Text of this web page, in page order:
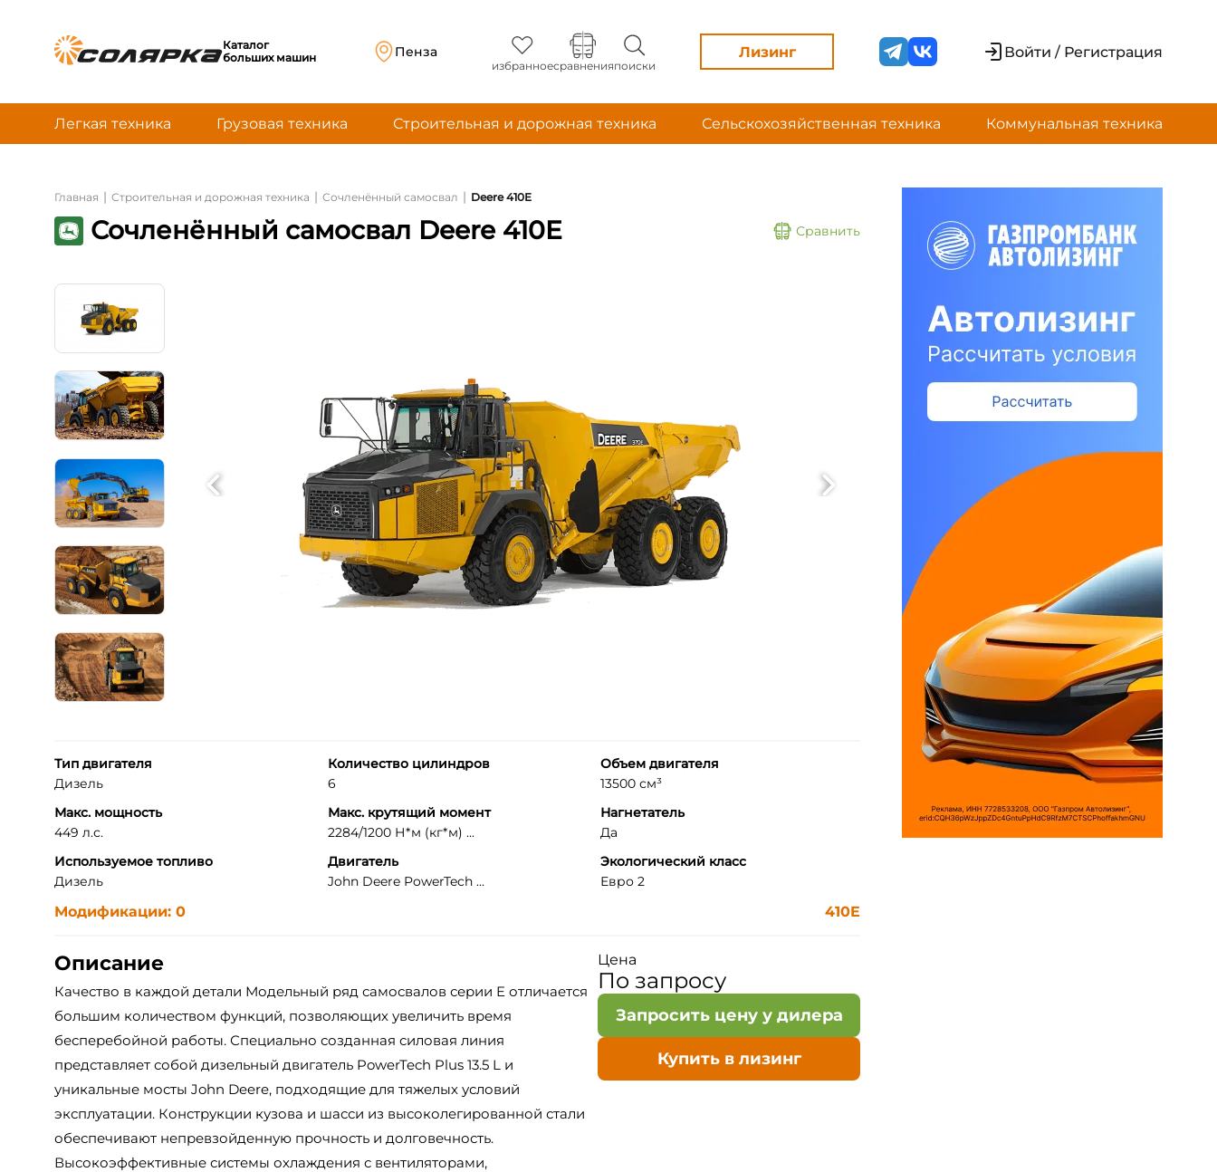
Каталог
больших машин
Пенза
избранноесравненияпоиски
Лизинг Войти / Регистрация
Легкая техника Грузовая техника Строительная и дорожная техника Сельскохозяйственная техника Коммунальная техника
Главная | Строительная и дорожная техника | Сочленённый самосвал | Deere 410E
Сочленённый самосвал Deere 410E Сравнить
Тип двигателя
Дизель
Количество цилиндров
6
Объем двигателя
13500 см³
Макс. мощность
449 л.с.
Макс. крутящий момент
2284/1200 Н*м (кг*м) ...
Нагнетатель
Да
Используемое топливо
Дизель
Двигатель
John Deere PowerTech ...
Экологический класс
Евро 2
Модификации: 0 410E
Описание
Качество в каждой детали Модельный ряд самосвалов серии E отличается
большим количеством функций, позволяющих увеличить время
бесперебойной работы. Специально созданная силовая линия
представляет собой дизельный двигатель PowerTech Plus 13.5 L и
уникальные мосты John Deere, подходящие для тяжелых условий
эксплуатации. Конструкции кузова и шасси из высоколегированной стали
обеспечивают непревзойденную прочность и долговечность.
Высокоэффективные системы охлаждения с вентиляторами,
Цена
По запросу
Запросить цену у дилера
Купить в лизинг